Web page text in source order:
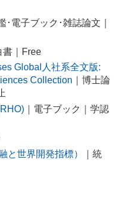
･電子ブック･雑誌論文｜
書｜Free
Global人社系全文版:
Collection ｜博士論
｜電子ブック｜学認
と世界開発指標）
｜統